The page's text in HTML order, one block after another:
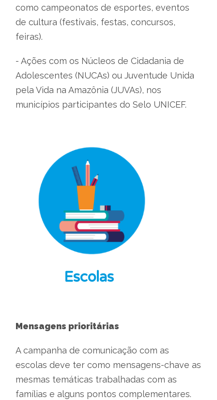
como campeonatos de esportes, eventos
de cultura (festivais, festas, concursos,
feiras).
- Ações com os Núcleos de Cidadania de
Adolescentes (NUCAs) ou Juventude Unida
pela Vida na Amazônia (JUVAs), nos
municípios participantes do Selo UNICEF.
Escolas
Mensagens prioritárias
A campanha de comunicação com as
escolas deve ter como mensagens-chave as
mesmas temáticas trabalhadas com as
famílias e alguns pontos complementares.